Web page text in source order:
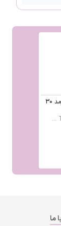
قرص وستولوکس تچرا فارمد 30
ما